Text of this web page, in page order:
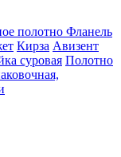
полотно Фланель
Кирза Авизент
суровая Полотно